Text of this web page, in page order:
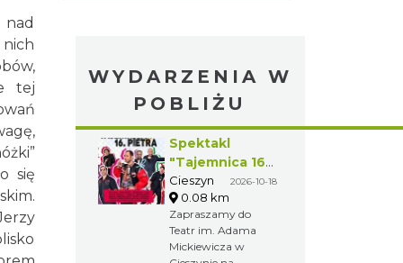
nad
tej
się
WYDARZENIA W
POBLIŻU
Spektakl
"Tajemnica 16.
piętra"
Cieszyn 2026-10-18
0.08 km
Zapraszamy do
Teatr im. Adama
Mickiewicza w